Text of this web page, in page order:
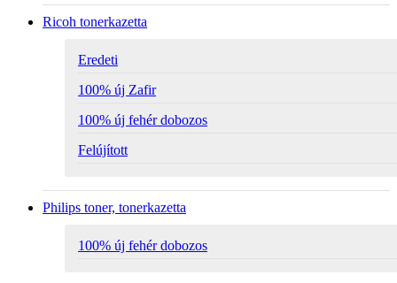
Ricoh tonerkazetta
Eredeti
100% új Zafir
100% új fehér dobozos
Felújított
Philips toner, tonerkazetta
100% új fehér dobozos